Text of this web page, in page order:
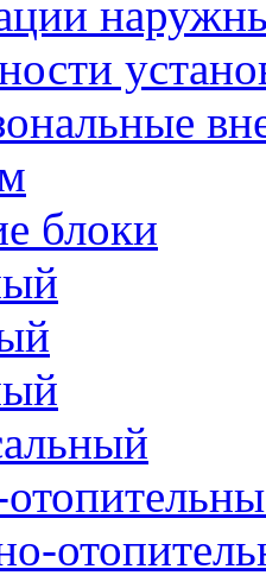
блоки